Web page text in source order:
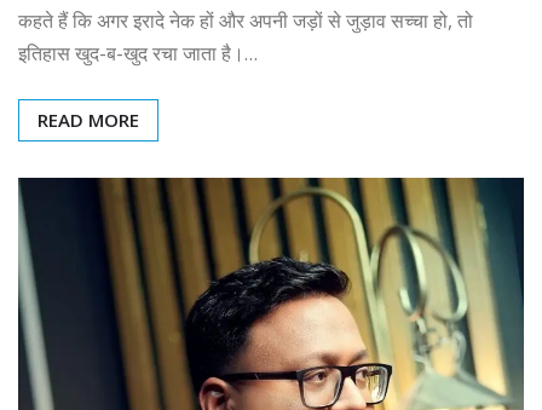
कहते हैं कि अगर इरादे नेक हों और अपनी जड़ों से जुड़ाव सच्चा हो, तो
इतिहास खुद-ब-खुद रचा जाता है।…
READ MORE